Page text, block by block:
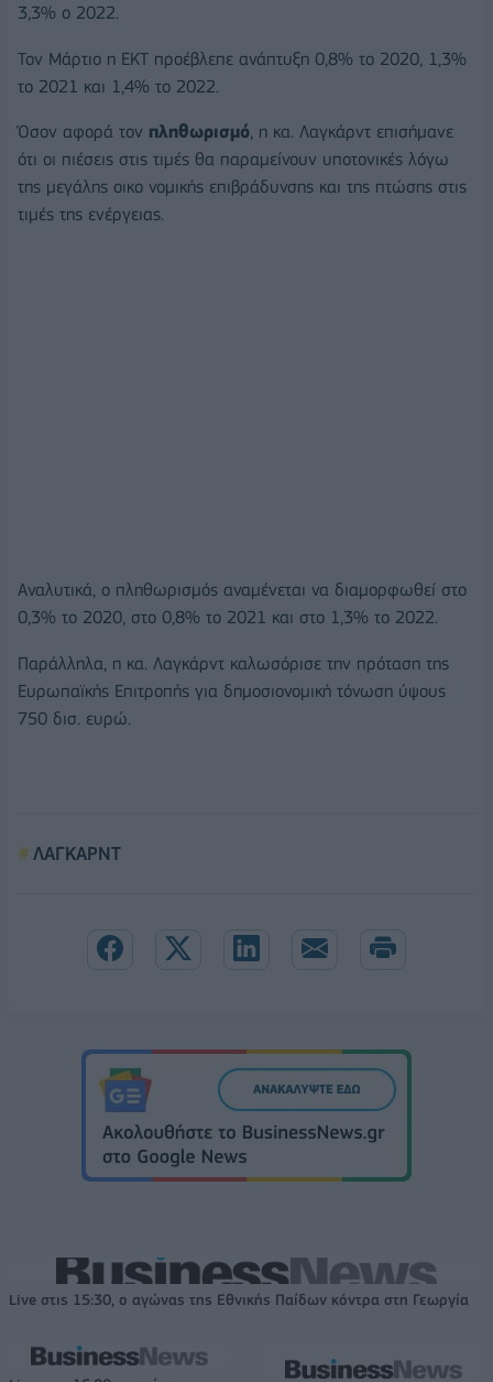
3,3% ο 2022.
Τον Μάρτιο η ΕΚΤ προέβλεπε ανάπτυξη 0,8% το 2020, 1,3%
το 2021 και 1,4% το 2022.
Όσον αφορά τον πληθωρισμό, η κα. Λαγκάρντ επισήμανε
ότι οι πιέσεις στις τιμές θα παραμείνουν υποτονικές λόγω
της μεγάλης οικο νομικής επιβράδυνσης και της πτώσης στις
τιμές της ενέργειας.
Αναλυτικά, ο πληθωρισμός αναμένεται να διαμορφωθεί στο
0,3% το 2020, στο 0,8% το 2021 και στο 1,3% το 2022.
Παράλληλα, η κα. Λαγκάρντ καλωσόρισε την πρόταση της
Ευρωπαϊκής Επιτροπής για δημοσιονομική τόνωση ύψους
750 δισ. ευρώ.
ΛΑΓΚΑΡΝΤ
Live στις 15:30, ο αγώνας της Εθνικής Παίδων κόντρα στη Γεωργία